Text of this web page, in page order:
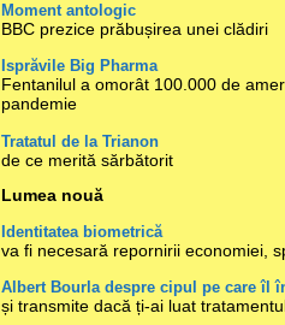
Moment antologic
BBC prezice prăbușirea unei clădiri
Isprăvile Big Pharma
Fentanilul a omorât 100.000 de
pandemie
Tratatul de la Trianon
de ce merită sărbătorit
Lumea nouă
Identitatea biometrică
va fi necesară repornirii economiei,
Albert Bourla despre cipul pe care îl
și transmite dacă ți-ai luat